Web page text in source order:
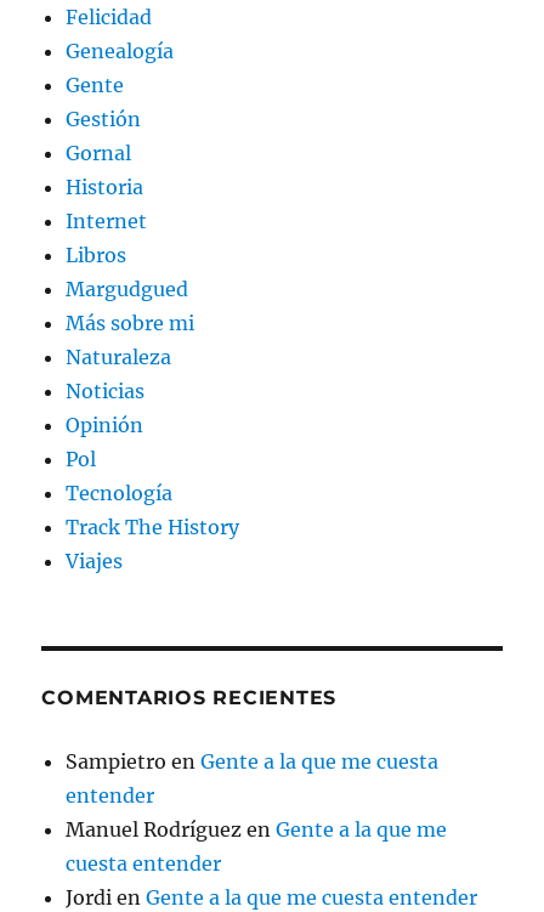
Felicidad
Genealogía
Gente
Gestión
Gornal
Historia
Internet
Libros
Margudgued
Más sobre mi
Naturaleza
Noticias
Opinión
Pol
Tecnología
Track The History
Viajes
COMENTARIOS RECIENTES
Sampietro enGente a la que me cuesta
entender
Manuel Rodríguez enGente a la que me
cuesta entender
Jordi enGente a la que me cuesta entender